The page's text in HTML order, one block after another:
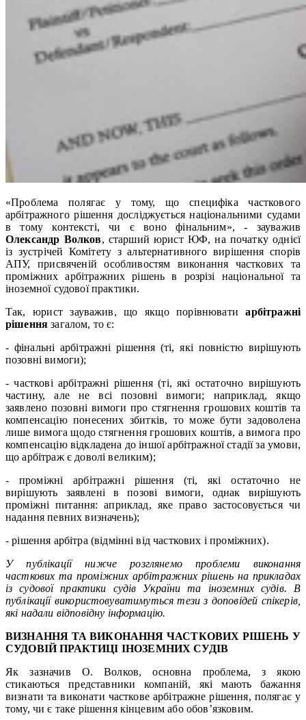
«Проблема полягає у тому, що специфіка часткового
арбітражного рішення досліджується національними судами
в тому контексті, чи є воно фінальним», - зауважив
Олександр Волков, старший юрист ЮФ, на початку однієї
із зустрічей Комітету з альтернативного вирішення спорів
АПУ, присвяченій особливостям виконання часткових та
проміжних арбітражних рішень в розрізі національної та
іноземної судової практики.
Так, юрист зауважив, що якщо порівнюватиарбітражні
рішення загалом, то є:
- фінальні арбітражні рішення (ті, які повністю вирішують
позовні вимоги);
- часткові арбітражні рішення (ті, які остаточно вирішують
частину, але не всі позовні вимоги; наприклад, якщо
заявлено позовні вимоги про стягнення грошових коштів та
компенсацію понесених збитків, то може бути задоволена
лише вимога щодо стягнення грошових коштів, а вимога про
компенсацію відкладена до іншої арбітражної cтадії за умови,
що арбітраж є доволі великим);
- проміжні арбітражні рішення (ті, які остаточно не
вирішують заявлені в позові вимоги, однак вирішують
проміжні питання: априклад, яке право застосовується чи
надання певних визначень);
- рішення арбітра (відмінні від часткових і проміжних).
У публікації нижче розглянемо проблеми виконання
часткових та проміжних арбітражних рішень на прикладах
із судової практики судів України та іноземних судів. В
публікації використовуватимуться тези з доповідей спікерів,
які надали відповідну інформацію.
ВИЗНАННЯ ТА ВИКОНАННЯ ЧАСТКОВИХ РІШЕНЬ У
СУДОВІЙ ПРАКТИЦІ ІНОЗЕМНИХ СУДІВ
Як зазначив О. Волков, основна проблема, з якою
стикаються представники компаній, які мають бажання
визнати та виконати часткове арбітражне рішення, полягає у
тому, чи є таке рішення кінцевим або обов’язковим.